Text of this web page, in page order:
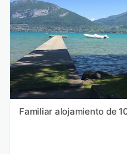
Familiar alojamiento de